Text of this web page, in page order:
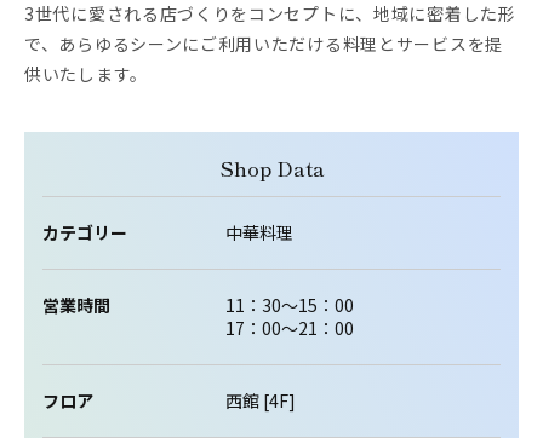
3世代に愛される店づくりをコンセプトに、地域に密着した形
で、あらゆるシーンにご利用いただける料理とサービスを提
供いたします。
Shop Data
カテゴリー 中華料理
営業時間
11：30～15：00
17：00～21：00
フロア 西館 [4F]